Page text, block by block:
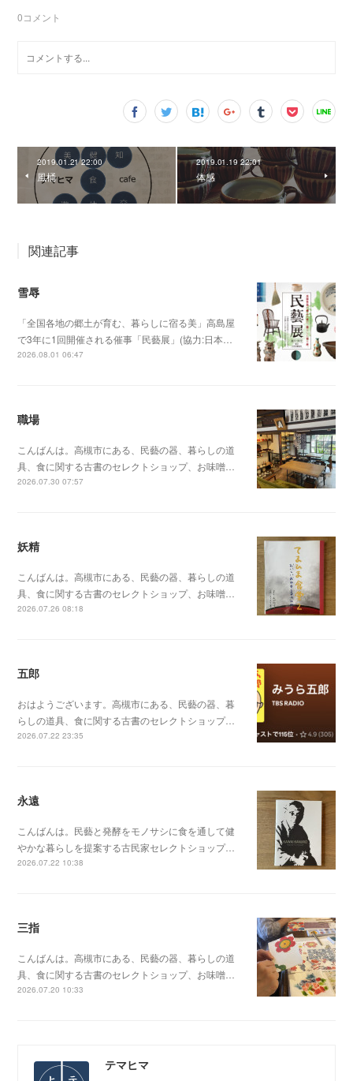
0コメント
2019.01.21 22:00
風桶
2019.01.19 22:01
体感
関連記事
雪辱
「全国各地の郷土が育む、暮らしに宿る美」高島屋
で3年に1回開催される催事「民藝展」(協力:日本…
2026.08.01 06:47
職場
こんばんは。高槻市にある、民藝の器、暮らしの道
具、食に関する古書のセレクトショップ、お味噌…
2026.07.30 07:57
妖精
こんばんは。高槻市にある、民藝の器、暮らしの道
具、食に関する古書のセレクトショップ、お味噌…
2026.07.26 08:18
五郎
おはようございます。高槻市にある、民藝の器、暮
らしの道具、食に関する古書のセレクトショップ…
2026.07.22 23:35
永遠
こんばんは。民藝と発酵をモノサシに食を通して健
やかな暮らしを提案する古民家セレクトショップ…
2026.07.22 10:38
三指
こんばんは。高槻市にある、民藝の器、暮らしの道
具、食に関する古書のセレクトショップ、お味噌…
2026.07.20 10:33
テマヒマ